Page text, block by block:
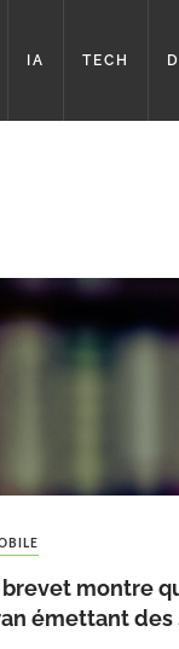
IA TECH
montre
émettant des